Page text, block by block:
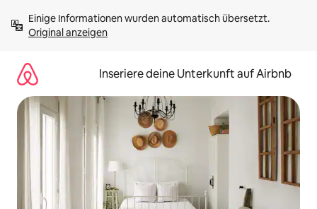
Inhalten
springenOriginal anzeigen
Inseriere deine Unterkunft auf Airbnb